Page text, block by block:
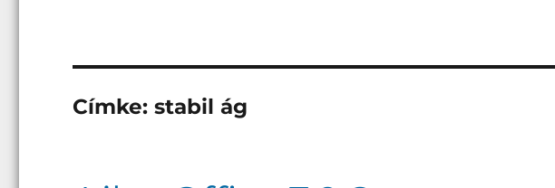
Címke:stabil ág